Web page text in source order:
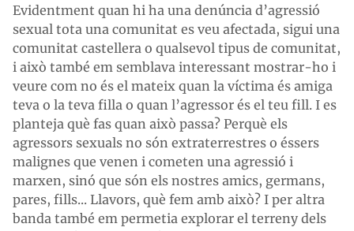
Evidentment quan hi ha una denúncia d’agressió
sexual tota una comunitat es veu afectada, sigui una
comunitat castellera o qualsevol tipus de comunitat,
i això també em semblava interessant mostrar-ho i
veure com no és el mateix quan la víctima és amiga
teva o la teva filla o quan l’agressor és el teu fill. I es
planteja què fas quan això passa? Perquè els
agressors sexuals no són extraterrestres o éssers
malignes que venen i cometen una agressió i
marxen, sinó que són els nostres amics, germans,
pares, fills... Llavors, què fem amb això? I per altra
banda també em permetia explorar el terreny dels